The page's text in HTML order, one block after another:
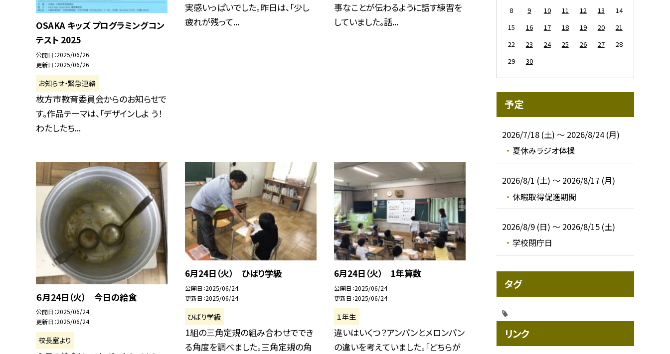
OSAKA キッズ プログラミングコン
テスト 2025
公開日 2025/06/26
更新日 2025/06/26
お知らせ・緊急連絡
枚方市教育委員会からのお知らせで
す。作品テーマは、「デザインしよ う！
わたしたち...
実感いっぱいでした。昨日は、「少し
疲れが残って...
事なことが伝わるように話す練習を
していました。話...
６月24日（火） 今日の給食
公開日 2025/06/24
更新日 2025/06/24
校長室より
6月24日（火） ひばり学級
公開日 2025/06/24
更新日 2025/06/24
ひばり学級
1組の三角定規の組み合わせででき
る角度を調べました。三角定規の角
6月24日（火） 1年算数
公開日 2025/06/24
更新日 2025/06/24
１年生
違いはいくつ？アンパンとメロンパン
の違いを考えていました。「どちらが
8
9 10 11 12 13
14
15
16 17 18 19 20
21
22
23 24 25 26 27
28
29
30
予定
2026/7/18 (土) ～ 2026/8/24 (月)
夏休みラジオ体操
2026/8/1 (土) ～ 2026/8/17 (月)
休暇取得促進期間
2026/8/9 (日) ～ 2026/8/15 (土)
学校閉庁日
タグ
リンク